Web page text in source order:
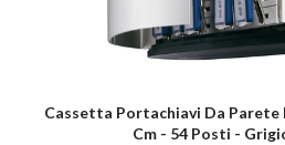
Cassetta Portachiavi Da Parete
Cm - 54 Posti -